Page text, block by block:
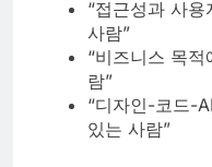
“접근성과 사
사람”
“비즈니스 목
람”
“디자인-코드-
있는 사람”